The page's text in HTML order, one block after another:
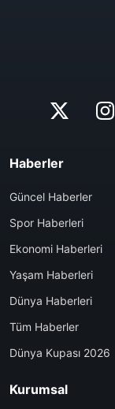
Haberler
Güncel Haberler
Spor Haberleri
Ekonomi Haberleri
Yaşam Haberleri
Dünya Haberleri
Tüm Haberler
Dünya Kupası 2026
Kurumsal